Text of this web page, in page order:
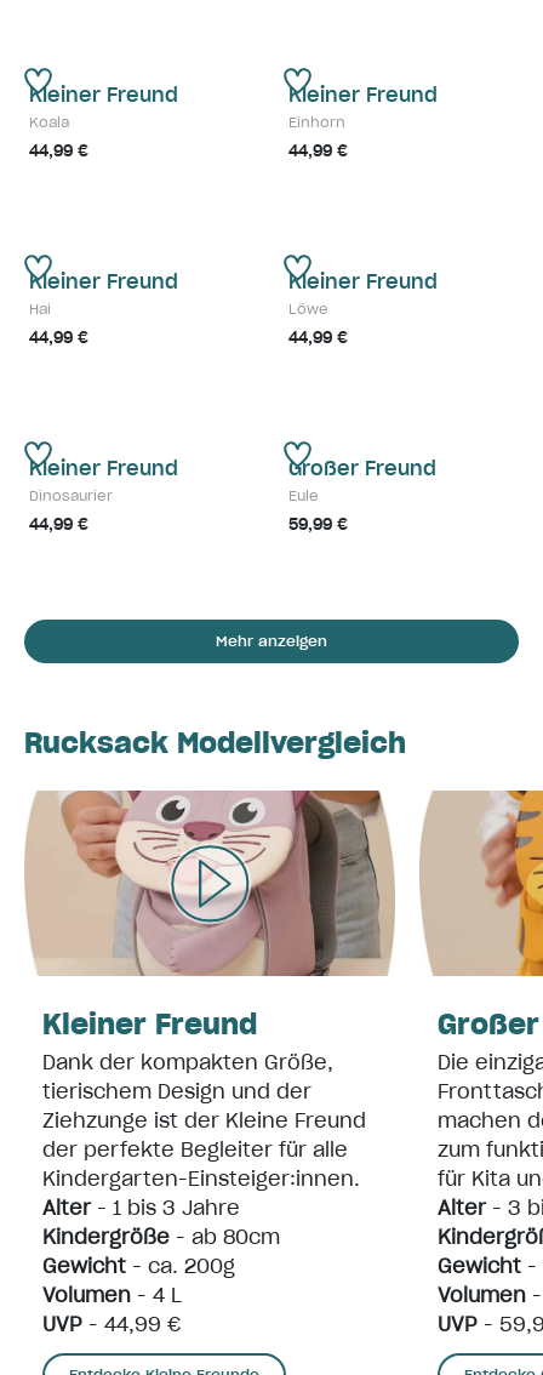
Kleiner Freund
Koala
44,99 €
Kleiner Freund
Einhorn
44,99 €
Kleiner Freund
Hai
44,99 €
Kleiner Freund
Löwe
44,99 €
Kleiner Freund
Dinosaurier
44,99 €
Großer Freund
Eule
59,99 €
Mehr anzeigen
Rucksack Modellvergleich
Kleiner Freund
Dank der kompakten Größe,
tierischem Design und der
Ziehzunge ist der Kleine Freund
der perfekte Begleiter für alle
Kindergarten-Einsteiger:innen.
Alter- 1 bis 3 Jahre
Kindergröße - ab 80cm
Gewicht - ca. 200g
Volumen - 4 L
UVP - 44,99 €
Die
machen
zum
für Kita
Alter- 3
Gewicht -
Volumen
UVP -